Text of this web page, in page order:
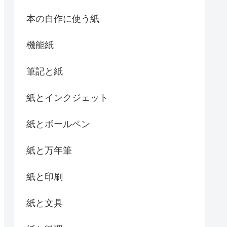
本の自作に使う紙
機能紙
筆記と紙
紙とインクジェット
紙とボールペン
紙と万年筆
紙と印刷
紙と文具